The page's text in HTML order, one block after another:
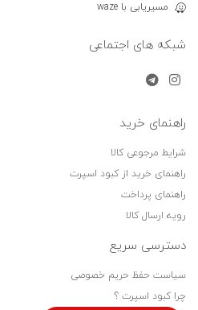
مسیریابی با waze
شبکه های اجتماعی
راهنمای خرید
شرایط مرجوعی کالا
راهنمای خرید از کبود اسپرت
راهنمای پرداخت
رویه ارسال کالا
دسترسی سریع
سیاست حفظ حریم خصوصی
چرا کبود اسپرت ؟